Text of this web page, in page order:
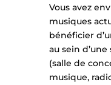
Vous avez
musiques
bénéficier
au sein
(salle de
musique,